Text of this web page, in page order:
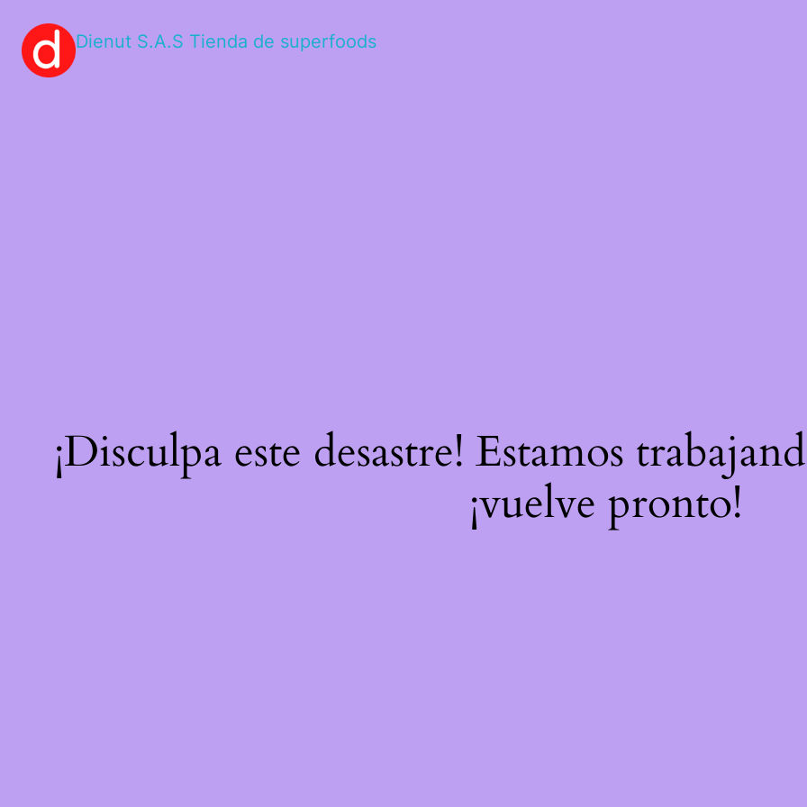
Dienut S.A.S Tienda de superfoods
¡Disculpa este desastre! Estamos
¡vuelve pronto!